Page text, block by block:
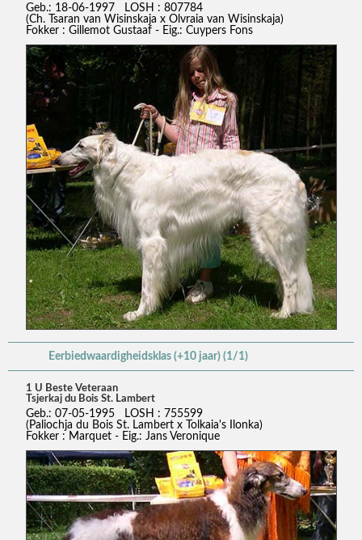
Geb.: 18-06-1997 LOSH : 807784
(Ch. Tsaran van Wisinskaja x Olvraia van Wisinskaja)
Fokker : Gillemot Gustaaf - Eig.: Cuypers Fons
Eerbiedwaardigheidsklas (+10 jaar) (1/1)
1 U Beste Veteraan
Tsjerkaj du Bois St. Lambert
Geb.: 07-05-1995 LOSH : 755599
(Paliochja du Bois St. Lambert x Tolkaia's Ilonka)
Fokker : Marquet - Eig.: Jans Veronique